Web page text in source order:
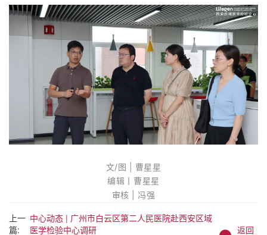
文/图 | 曹星星
编辑丨曹星星
审核 | 冯强
上一
篇:
中心动态 | 广州市白云区第二人民医院赴西安区域
医学检验中心调研
返回